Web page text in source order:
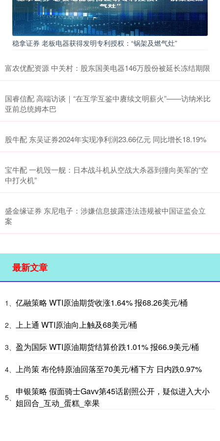
稳拿证券 老板电器获得发明专利授权：“锅架及燃气灶”
富农优配资源 中关村：股东国美电器146万股份被延长冻结期限
国睿信配 高端访谈｜“在互学互鉴中赓续文明薪火”——访纳米比
亚前总统姆本巴
股牛配 东吴证券2024年实现净利润23.66亿元 同比增长18.19%
宝牛配 一机毁一舰：日本战斗机从空战大杀器到撞向美军的“空
中打火机”
盛金缘证券 东尼电子：涉嫌信息披露违法违规被中国证监会立
案
最新文章
1、 亿融策略 WTI原油期货收涨1.64% 报68.26美元/桶
2、 上上通 WTI原油向上触及68美元/桶
3、 盈为国际 WTI原油期货结算价跌1.01% 报66.9美元/桶
4、 上尚策 布伦特原油回落至70美元/桶下方 日内跌0.97%
5、
申银策略 假面骑士Gavv第45话剧照公开，疑似进入大小
姐回合_互动_蛋糕_幸果